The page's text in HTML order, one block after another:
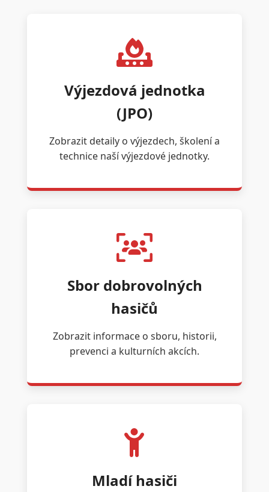
Výjezdová jednotka
(JPO)
Zobrazit detaily o výjezdech, školení a
technice naší výjezdové jednotky.
Sbor dobrovolných
hasičů
Zobrazit informace o sboru, historii,
prevenci a kulturních akcích.
Mladí hasiči